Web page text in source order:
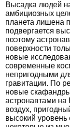
Высадка людей
амбициозных
планета лишена
подвергается
поэтому
поверхности
новые
современные
непригодными
гравитации. По
новые
астронавтами на
воздух,
высокий